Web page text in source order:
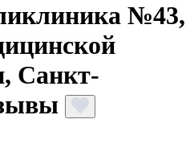
№43,
Санкт-